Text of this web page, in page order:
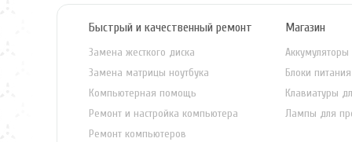
Быстрый и качественный ремонт
Замена жесткого диска
Замена матрицы ноутбука
Компьютерная помощь
Ремонт и настройка компьютера
Ремонт компьютеров
Магазин
Блоки
Клавиатуры
Лампы для